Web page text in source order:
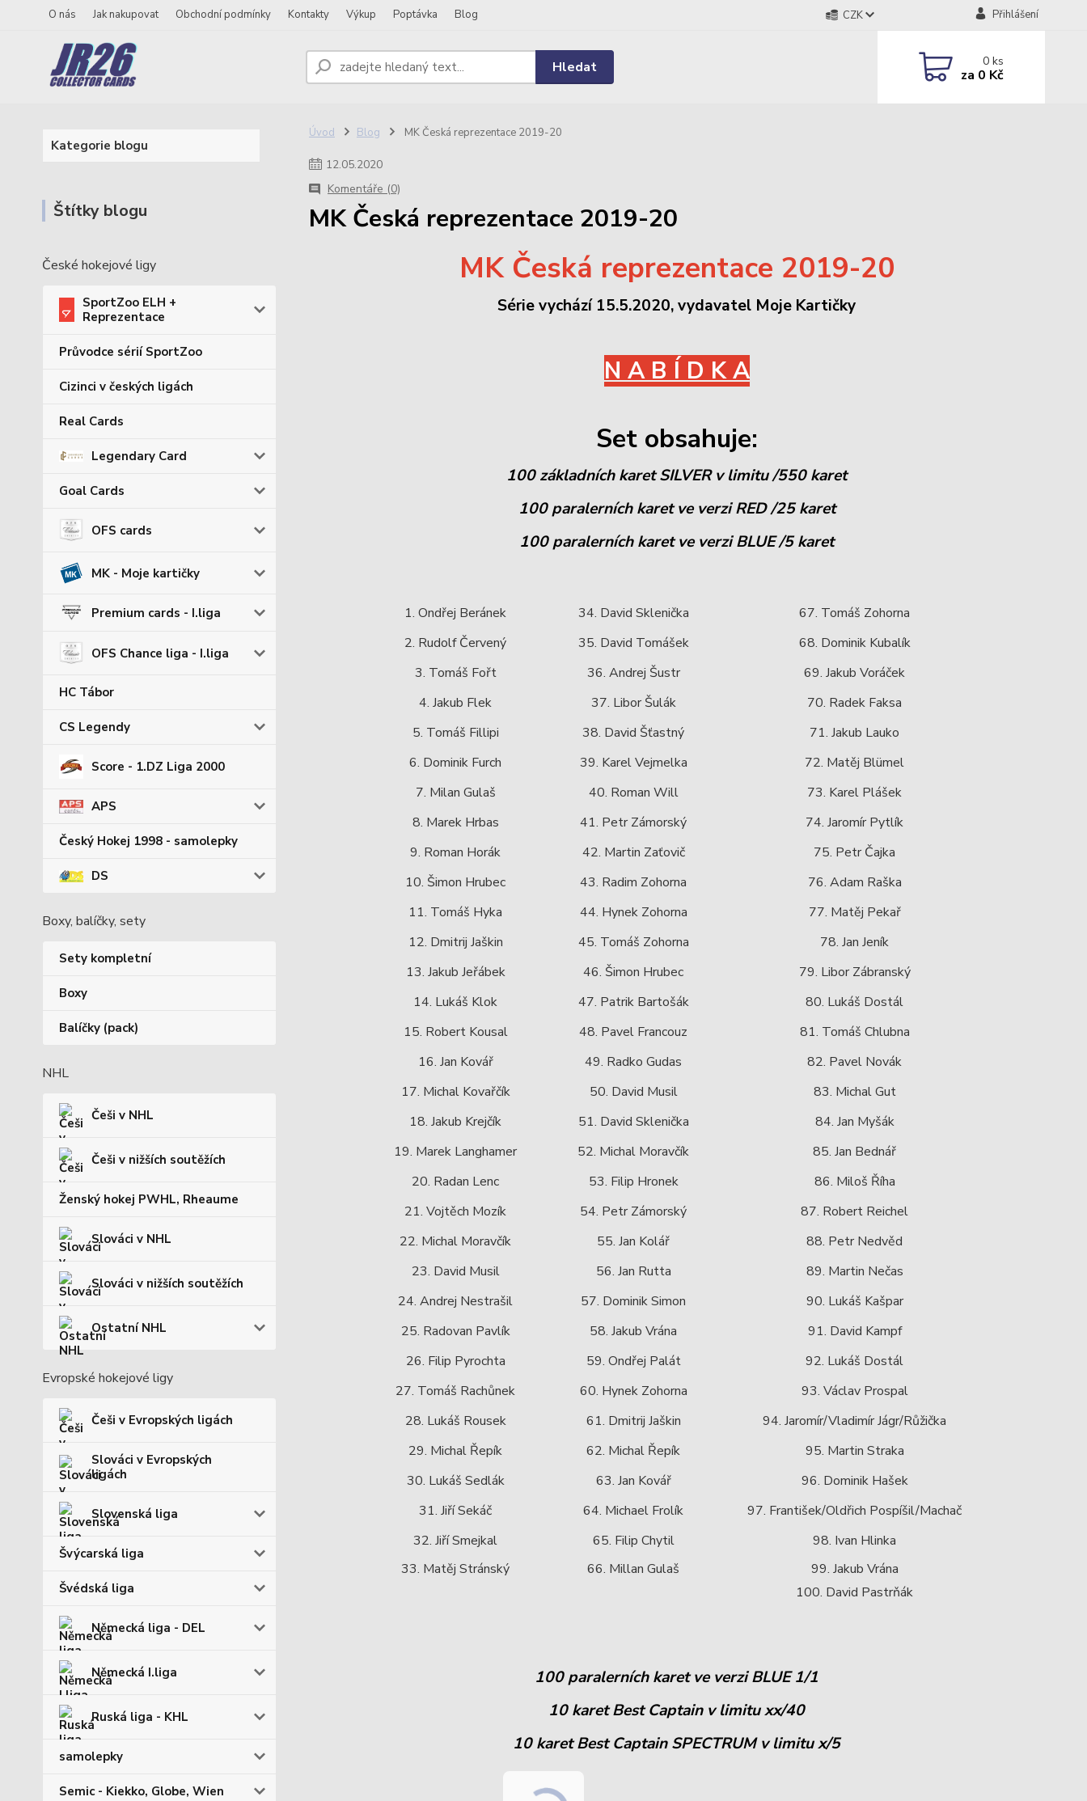
O nás Jak nakupovat Obchodní podmínky Kontakty Výkup Poptávka Blog CZK Přihlášení
Hledat 0ks
za 0 Kč
Kategorie blogu
Štítky blogu
České hokejové ligy
SportZoo ELH +
Reprezentace
Průvodce sérií SportZoo
Cizinci v českých ligách
Real Cards
Legendary Card
Goal Cards
OFS cards
MK - Moje kartičky
Premium cards - I.liga
OFS Chance liga - I.liga
HC Tábor
CS Legendy
Score - 1.DZ Liga 2000
APS
Český Hokej 1998 - samolepky
DS
Boxy, balíčky, sety
Sety kompletní
Boxy
Balíčky (pack)
NHL
Češi v NHL
Češi v nižších soutěžích
Ženský hokej PWHL, Rheaume
Slováci v NHL
Slováci v nižších soutěžích
Ostatní NHL
Evropské hokejové ligy
Češi v Evropských ligách
Slováci v Evropských
ligách
Slovenská liga
Švýcarská liga
Švédská liga
Německá liga - DEL
Německá I.liga
Ruská liga - KHL
samolepky
Semic - Kiekko, Globe, Wien
Úvod Blog MK Česká reprezentace 2019-20
12.05.2020
Komentáře (0)
MK Česká reprezentace 2019-20
MK Česká reprezentace 2019-20
Série vychází 15.5.2020, vydavatel Moje Kartičky
N A B Í D K A
Set obsahuje:
100 základních karet SILVER v limitu /550 karet
100 paralerních karet ve verzi RED /25 karet
100 paralerních karet ve verzi BLUE /5 karet
1. Ondřej Beránek 34. David Sklenička
67. Tomáš Zohorna
2. Rudolf Červený
35. David Tomášek
68. Dominik Kubalík
3. Tomáš Fořt
36. Andrej Šustr
69. Jakub Voráček
4. Jakub Flek
37. Libor Šulák
70. Radek Faksa
5. Tomáš Fillipi
38. David Šťastný
71. Jakub Lauko
6. Dominik Furch
39. Karel Vejmelka
72. Matěj Blümel
7. Milan Gulaš
40. Roman Will
73. Karel Plášek
8. Marek Hrbas
41. Petr Zámorský
74. Jaromír Pytlík
9. Roman Horák
42. Martin Zaťovič
75. Petr Čajka
10. Šimon Hrubec
43. Radim Zohorna
76. Adam Raška
11. Tomáš Hyka
44. Hynek Zohorna
77. Matěj Pekař
12. Dmitrij Jaškin
45. Tomáš Zohorna
78. Jan Jeník
13. Jakub Jeřábek
46. Šimon Hrubec
79. Libor Zábranský
14. Lukáš Klok
47. Patrik Bartošák
80. Lukáš Dostál
15. Robert Kousal
48. Pavel Francouz
81. Tomáš Chlubna
16. Jan Kovář
49. Radko Gudas
82. Pavel Novák
17. Michal Kovařčík
50. David Musil
83. Michal Gut
18. Jakub Krejčík
51. David Sklenička
84. Jan Myšák
19. Marek Langhamer
52. Michal Moravčík
85. Jan Bednář
20. Radan Lenc
53. Filip Hronek
86. Miloš Říha
21. Vojtěch Mozík
54. Petr Zámorský
87. Robert Reichel
22. Michal Moravčík
55. Jan Kolář
88. Petr Nedvěd
23. David Musil
56. Jan Rutta
89. Martin Nečas
24. Andrej Nestrašil
57. Dominik Simon
90. Lukáš Kašpar
25. Radovan Pavlík
58. Jakub Vrána
91. David Kampf
26. Filip Pyrochta
59. Ondřej Palát
92. Lukáš Dostál
27. Tomáš Rachůnek
60. Hynek Zohorna
93. Václav Prospal
28. Lukáš Rousek
61. Dmitrij Jaškin
94. Jaromír/Vladimír Jágr/Růžička
29. Michal Řepík
62. Michal Řepík
95. Martin Straka
30. Lukáš Sedlák
63. Jan Kovář
96. Dominik Hašek
31. Jiří Sekáč
64. Michael Frolík
97. František/Oldřich Pospíšil/Machač
32. Jiří Smejkal
65. Filip Chytil
98. Ivan Hlinka
33. Matěj Stránský
66. Millan Gulaš
99. Jakub Vrána
100. David Pastrňák
100 paralerních karet ve verzi BLUE 1/1
10 karet Best Captain v limitu xx/40
10 karet Best Captain SPECTRUM v limitu x/5